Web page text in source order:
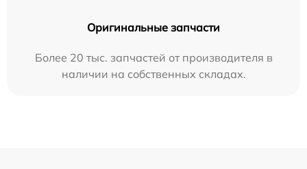
Оригинальные запчасти
Более 20 тыс. запчастей от производителя в
наличии на собственных складах.